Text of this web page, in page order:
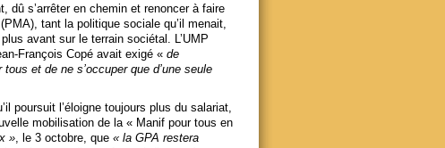
dû s’arrêter en chemin et renoncer à faire
tant la politique sociale qu’il menait,
avant sur le terrain sociétal. L’UMP
François Copé avait exigé « de
et de ne s’occuper que d’une seule
poursuit l’éloigne toujours plus du salariat,
mobilisation de la « Manif pour tous en
», le 3 octobre, que « la GPA restera